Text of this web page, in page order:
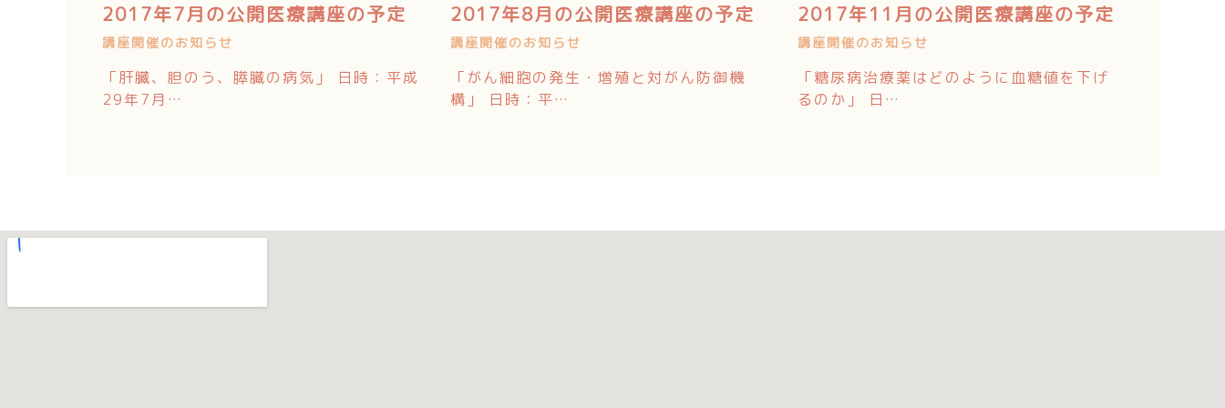
2017年7月の公開医療講座の予定
講座開催のお知らせ
「肝臓、胆のう、膵臓の病気」 日時：平成
29年7月…
2017年8月の公開医療講座の予定
講座開催のお知らせ
「がん細胞の発生・増殖と対がん防御機
構」 日時：平…
2017年11月の公開医療講座の予定
講座開催のお知らせ
「糖尿病治療薬はどのように血糖値を下げ
るのか」 日…